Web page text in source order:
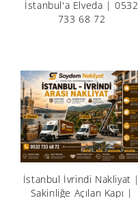
İstanbul'a Elveda | 0532
733 68 72
İstanbul İvrindi Nakliyat |
Sakinliğe Açılan Kapı |